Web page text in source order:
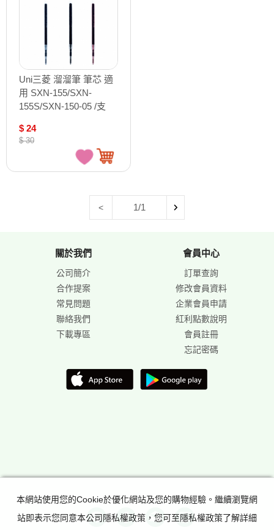
Uni三菱 溜溜筆 筆芯 適
用 SXN-155/SXN-
155S/SXN-150-05 /支
$ 24
$ 30
< 1/1
關於我們
公司簡介
合作提案
常見問題
聯絡我們
下載專區
會員中心
訂單查詢
修改會員資料
企業會員申請
紅利點數說明
會員註冊
忘記密碼
本網站使用您的Cookie於優化網站及您的購物經驗。繼續瀏覽網
站即表示您同意本公司隱私權政策，您可至隱私權政策了解詳細